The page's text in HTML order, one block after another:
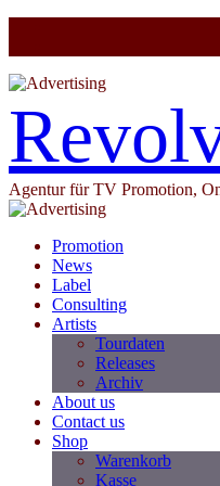
Agentur für TV Promotion,
Promotion
News
Label
Consulting
Artists
Tourdaten
Releases
Archiv
About us
Contact us
Shop
Warenkorb
Kasse